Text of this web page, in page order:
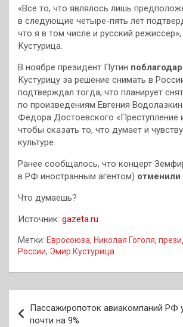
«Все то, что являлось лишь
в следующие четыре-пять лет
что я в том числе и русский
Кустурица.
В ноябре президент Путин
Кустурицу за решение снимать в
подтверждал тогда, что планирует
по произведениям Евгения
Федора Достоевского «Преступление
чтобы сказать то, что думает и
культуре.
Ранее сообщалось, что концерт
в РФ иностранным агентом) отменили
Что думаешь?
Источник: gazeta.ru
Метки: Евросоюза, Николая Гоголя,
России, Эмир Кустурица
по
Пассажиропоток авиакомпаний РФ
почти на 9%